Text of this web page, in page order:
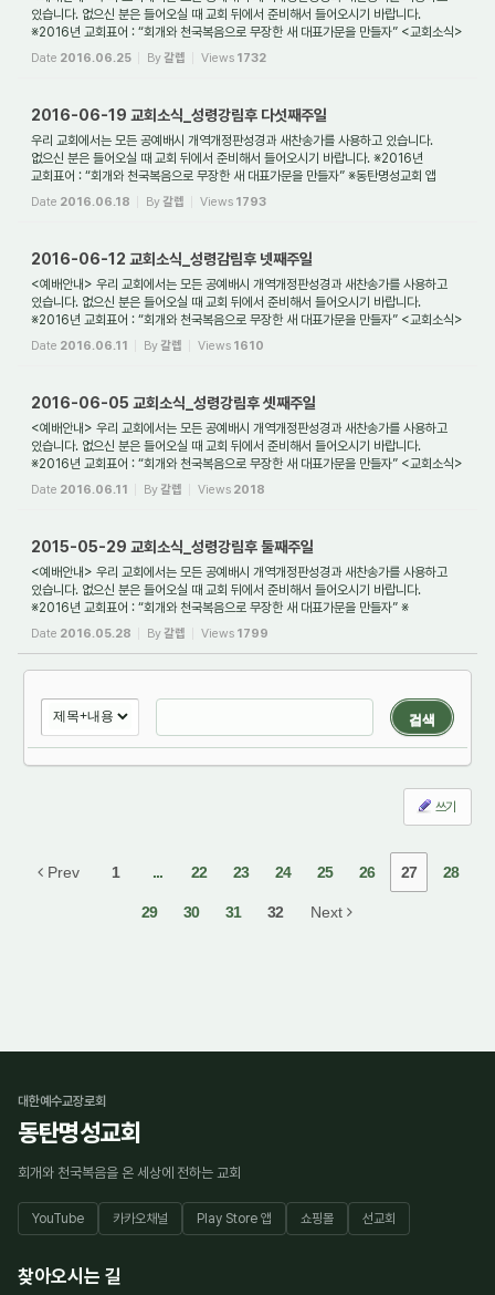
있습니다. 없으신 분은 들어오실 때 교회 뒤에서 준비해서 들어오시기 바랍니다.
※2016년 교회표어 : “회개와 천국복음으로 무장한 새 대표가문을 만들자” <교회소식>
※동탄명...
Date 2016.06.25 By갈렙 Views 1732
2016-06-19 교회소식_성령강림후 다섯째주일
우리 교회에서는 모든 공예배시 개역개정판성경과 새찬송가를 사용하고 있습니다.
없으신 분은 들어오실 때 교회 뒤에서 준비해서 들어오시기 바랍니다. ※2016년
교회표어 : “회개와 천국복음으로 무장한 새 대표가문을 만들자” ※동탄명성교회 앱
(어플)을 만나...
Date 2016.06.18 By갈렙 Views 1793
2016-06-12 교회소식_성령감림후 넷째주일
<예배안내> 우리 교회에서는 모든 공예배시 개역개정판성경과 새찬송가를 사용하고
있습니다. 없으신 분은 들어오실 때 교회 뒤에서 준비해서 들어오시기 바랍니다.
※2016년 교회표어 : “회개와 천국복음으로 무장한 새 대표가문을 만들자” <교회소식>
※동탄명...
Date 2016.06.11 By갈렙 Views 1610
2016-06-05 교회소식_성령강림후 셋째주일
<예배안내> 우리 교회에서는 모든 공예배시 개역개정판성경과 새찬송가를 사용하고
있습니다. 없으신 분은 들어오실 때 교회 뒤에서 준비해서 들어오시기 바랍니다.
※2016년 교회표어 : “회개와 천국복음으로 무장한 새 대표가문을 만들자” <교회소식>
※동탄명...
Date 2016.06.11 By갈렙 Views 2018
2015-05-29 교회소식_성령강림후 둘째주일
<예배안내> 우리 교회에서는 모든 공예배시 개역개정판성경과 새찬송가를 사용하고
있습니다. 없으신 분은 들어오실 때 교회 뒤에서 준비해서 들어오시기 바랍니다.
※2016년 교회표어 : “회개와 천국복음으로 무장한 새 대표가문을 만들자” ※
동탄명성교회 앱(...
Date 2016.05.28 By갈렙 Views 1799
검색
쓰기
Prev 1 ... 22 23 24 25 26 27 28
29 30 31 32 Next
대한예수교장로회
동탄명성교회
회개와 천국복음을 온 세상에 전하는 교회
YouTube 카카오채널 Play Store 앱 쇼핑몰 선교회
찾아오시는 길